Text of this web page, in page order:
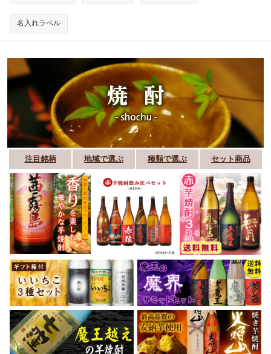
名入れラベル
注目銘柄 地域で選ぶ 種類で選ぶ セット商品